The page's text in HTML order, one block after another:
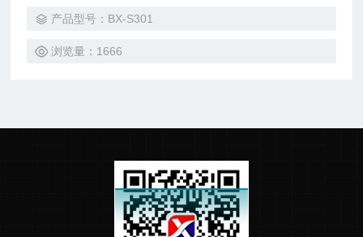
产品型号：BX-S301
浏览量：1666